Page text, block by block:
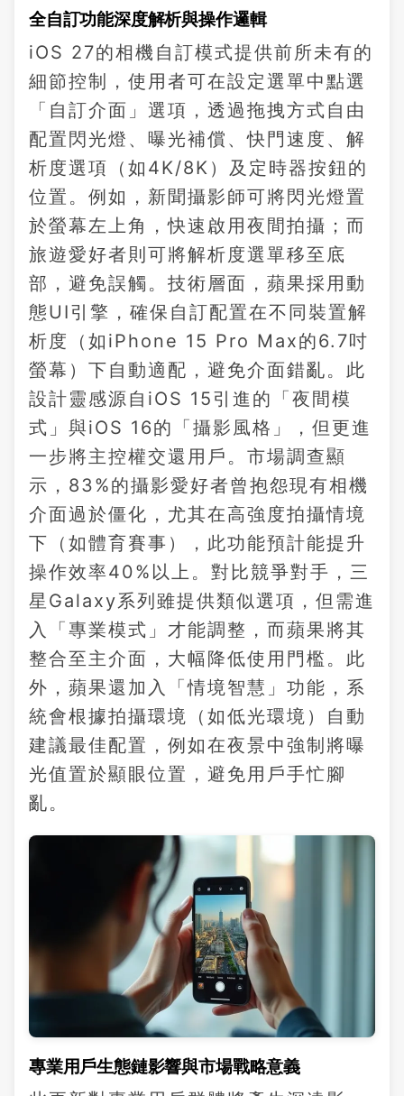
全自訂功能深度解析與操作邏輯
iOS 27的相機自訂模式提供前所未有的
細節控制，使用者可在設定選單中點選
「自訂介面」選項，透過拖拽方式自由
配置閃光燈、曝光補償、快門速度、解
析度選項（如4K/8K）及定時器按鈕的
位置。例如，新聞攝影師可將閃光燈置
於螢幕左上角，快速啟用夜間拍攝；而
旅遊愛好者則可將解析度選單移至底
部，避免誤觸。技術層面，蘋果採用動
態UI引擎，確保自訂配置在不同裝置解
析度（如iPhone 15 Pro Max的6.7吋
螢幕）下自動適配，避免介面錯亂。此
設計靈感源自iOS 15引進的「夜間模
式」與iOS 16的「攝影風格」，但更進
一步將主控權交還用戶。市場調查顯
示，83%的攝影愛好者曾抱怨現有相機
介面過於僵化，尤其在高強度拍攝情境
下（如體育賽事），此功能預計能提升
操作效率40%以上。對比競爭對手，三
星Galaxy系列雖提供類似選項，但需進
入「專業模式」才能調整，而蘋果將其
整合至主介面，大幅降低使用門檻。此
外，蘋果還加入「情境智慧」功能，系
統會根據拍攝環境（如低光環境）自動
建議最佳配置，例如在夜景中強制將曝
光值置於顯眼位置，避免用戶手忙腳
亂。
專業用戶生態鏈影響與市場戰略意義